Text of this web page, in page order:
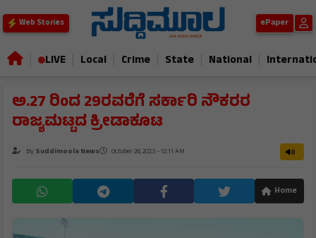
Web Stories ePaper
LIVE Local Crime State National
ಅ.27 ರಿಂದ 29ರವರೆಗೆ ಸರ್ಕಾರಿ ನೌಕರರ
ರಾಜ್ಯಮಟ್ಟದ ಕ್ರೀಡಾಕೂಟ
BySuddimoola News October 26, 2023 - 12:11 AM
Home